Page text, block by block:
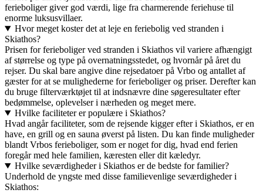
ferieboliger giver god værdi, lige fra charmerende feriehuse til
enorme luksusvillaer.
Hvor meget koster det at leje en feriebolig ved stranden i
Skiathos?
Prisen for ferieboliger ved stranden i Skiathos vil variere afhængigt
af størrelse og type på overnatningsstedet, og hvornår på året du
rejser. Du skal bare angive dine rejsedatoer på Vrbo og antallet af
gæster for at se mulighederne for ferieboliger og priser. Derefter kan
du bruge filterværktøjet til at indsnævre dine søgeresultater efter
bedømmelse, oplevelser i nærheden og meget mere.
Hvilke faciliteter er populære i Skiathos?
Hvad angår faciliteter, som de rejsende kigger efter i Skiathos, er en
have, en grill og en sauna øverst på listen. Du kan finde muligheder
blandt Vrbos ferieboliger, som er noget for dig, hvad end ferien
foregår med hele familien, kæresten eller dit kæledyr.
Hvilke seværdigheder i Skiathos er de bedste for familier?
Underhold de yngste med disse familievenlige seværdigheder i
Skiathos: